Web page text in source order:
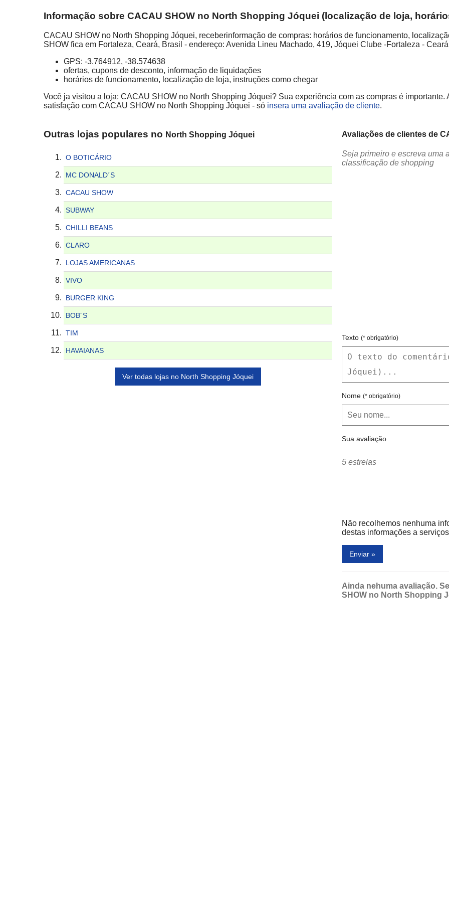
Informação sobre CACAU SHOW no North Shopping Jóquei (localização de loja,
CACAU SHOW no North Shopping Jóquei, receberinformação de compras: horários de funcionamento,
SHOW fica em Fortaleza, Ceará, Brasil - endereço: Avenida Lineu Machado, 419, Jóquei Clube -Fortaleza -
GPS: -3.764912, -38.574638
ofertas, cupons de desconto, informação de liquidações
horários de funcionamento, localização de loja, instruções como chegar
Você ja visitou a loja: CACAU SHOW no North Shopping Jóquei? Sua experiência com as compras é
satisfação com CACAU SHOW no North Shopping Jóquei - só insera uma avaliação de cliente.
Outras lojas populares no North Shopping Jóquei
O BOTICÁRIO
MC DONALD´S
CACAU SHOW
SUBWAY
CHILLI BEANS
CLARO
LOJAS AMERICANAS
VIVO
BURGER KING
BOB´S
TIM
HAVAIANAS
Ver todas lojas no North Shopping Jóquei
Avaliações de clientes de
Seja primeiro e escreva uma
classificação de shopping
Texto (* obrigatório)
Nome (* obrigatório)
Sua avaliação
5 estrelas
Não recolhemos nenhuma
destas informações a
Enviar »
Ainda nehuma avaliação.
SHOW no North Shopping